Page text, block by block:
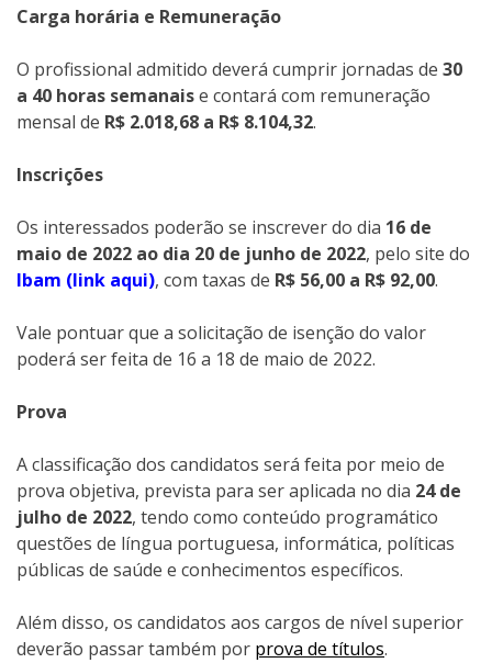
Carga horária e Remuneração
O profissional admitido deverá cumprir jornadas de 30
a 40 horas semanaise contará com remuneração
mensal de R$ 2.018,68 a R$ 8.104,32.
Inscrições
Os interessados poderão se inscrever do dia 16 de
maio de 2022 ao dia 20 de junho de 2022, pelo site do
Ibam (link aqui), com taxas de R$ 56,00 a R$ 92,00.
Vale pontuar que a solicitação de isenção do valor
poderá ser feita de 16 a 18 de maio de 2022.
Prova
A classificação dos candidatos será feita por meio de
prova objetiva, prevista para ser aplicada no dia 24 de
julho de 2022, tendo como conteúdo programático
questões de língua portuguesa, informática, políticas
públicas de saúde e conhecimentos específicos.
Além disso, os candidatos aos cargos de nível superior
deverão passar também por prova de títulos.